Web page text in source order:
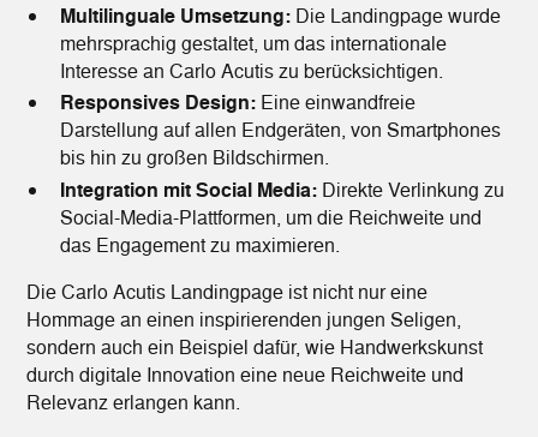
Multilinguale Umsetzung:Die Landingpage wurde
mehrsprachig gestaltet, um das internationale
Interesse an Carlo Acutis zu berücksichtigen.
Responsives Design:Eine einwandfreie
Darstellung auf allen Endgeräten, von Smartphones
bis hin zu großen Bildschirmen.
Integration mit Social Media:Direkte Verlinkung zu
Social-Media-Plattformen, um die Reichweite und
das Engagement zu maximieren.
DieCarlo Acutis Landingpage ist nicht nur eine
Hommage an einen inspirierenden jungen Seligen,
sondern auch ein Beispiel dafür, wie Handwerkskunst
durch digitale Innovation eine neue Reichweite und
Relevanz erlangen kann.